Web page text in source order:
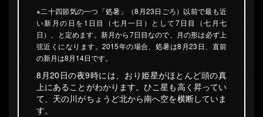
※二十四節気の一つ「処暑」（8月23日ごろ）以前で最も近
い新月の日を1日目（七月一日）として7日目（七月七
日）、と定めます。新月から7日目なので、月の形は必ず上
弦近くになります。2015年の場合、処暑は8月23日、直前
の新月は8月14日です。
8月20日の夜9時には、おり姫星がほとんど頭の真
上にあることがわかります。ひこ星も高く昇ってい
て、天の川がちょうど北から南へ空を横断していま
す。